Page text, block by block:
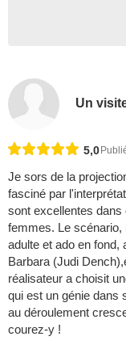
Un
5,0
Je sors de la
fasciné par
sont excellentes dans
femmes. Le scénario,
adulte et ado en fond,
Barbara (Judi
réalisateur a choisit
qui est un génie dans
au déroulement
courez-y !